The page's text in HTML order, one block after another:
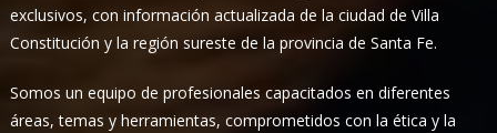
exclusivos, con información actualizada de la ciudad de Villa
Constitución y la región sureste de la provincia de Santa Fe.
Somos un equipo de profesionales capacitados en diferentes
áreas, temas y herramientas, comprometidos con la ética y la